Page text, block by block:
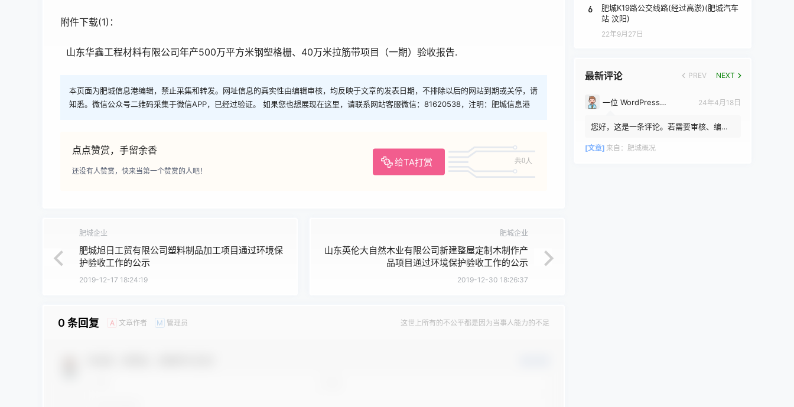
附件下载(1)：
山东华鑫工程材料有限公司年产500万平方米钢塑格栅、40万米拉筋带项目（一期）验收报告.
本页面为肥城信息港编辑，禁止采集和转发。网址信息的真实性由编辑审核，均反映于文章的发表日期，不排除以后的网站到期或关停，请
知悉。微信公众号二维码采集于微信APP，已经过验证。 如果您也想展现在这里，请联系网站客服微信：81620538，注明：肥城信息港
点点赞赏，手留余香
给TA打赏 共0人
还没有人赞赏，快来当第一个赞赏的人吧！
肥城企业
肥城旭日工贸有限公司塑料制品加工项目通过环境保
护验收工作的公示
2019-12-17 18:24:19
肥城企业
山东英伦大自然木业有限公司新建整屋定制木制作产
品项目通过环境保护验收工作的公示
2019-12-30 18:26:37
0 条回复 A 文章作者 M 管理员 这世上所有的不公平都是因为当事人能力的不足
6
肥城K19路公交线路(经过高淤)(肥城汽车
站 汶阳)
22年9月27日
最新评论 PREV NEXT
一位 WordPress 评论者 24年4月18日
您好，这是一条评论。若需要审核、编辑
评论者头像来自 Gravatar。
[文章] 来自： 肥城概况